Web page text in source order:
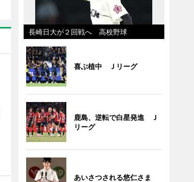
長崎日大が２回戦へ 高校野球
喜ぶ植中 Ｊリーグ
鹿島、逆転で白星発進 Ｊ
リーグ
あいさつされる悠仁さま